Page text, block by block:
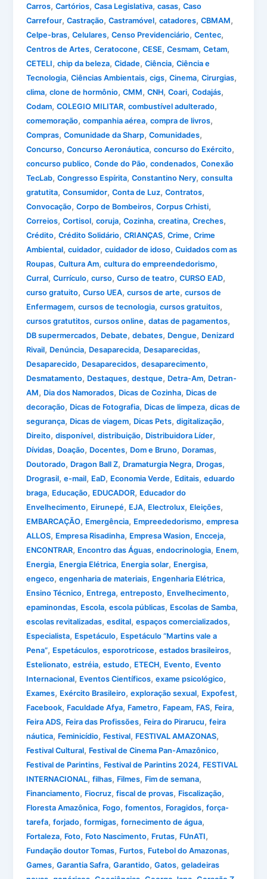
Carros,Cartórios,Casa Legislativa,casas,Caso
Carrefour,Castração,Castramóvel,catadores,CBMAM,
Celpe-bras,Celulares,Censo Previdenciário,Centec,
Centros de Artes,Ceratocone,CESE,Cesmam,Cetam,
CETELI,chip da beleza,Cidade,Ciência,Ciência e
Tecnologia,Ciências Ambientais,cigs,Cinema,Cirurgias,
clima,clone de hormônio,CMM,CNH,Coari,Codajás,
Codam,COLEGIO MILITAR,combustível adulterado,
comemoração,companhia aérea,compra de livros,
Compras,Comunidade da Sharp,Comunidades,
Concurso,Concurso Aeronáutica,concurso do Exército,
concurso publico,Conde do Pão,condenados,Conexão
TecLab,Congresso Espírita,Constantino Nery,consulta
gratutita,Consumidor,Conta de Luz,Contratos,
Convocação,Corpo de Bombeiros,Corpus Crhisti,
Correios,Cortisol,coruja,Cozinha,creatina,Creches,
Crédito,Crédito Solidário,CRIANÇAS,Crime,Crime
Ambiental,cuidador,cuidador de idoso,Cuidados com as
Roupas,Cultura Am,cultura do empreendedorismo,
Curral,Currículo,curso,Curso de teatro,CURSO EAD,
curso gratuito,Curso UEA,cursos de arte,cursos de
Enfermagem,cursos de tecnologia,cursos gratuitos,
cursos gratutitos,cursos online,datas de pagamentos,
DB supermercados, Debate,debates, Dengue, Denizard
Rivail, Denúncia, Desaparecida, Desaparecidas,
Desaparecido, Desaparecidos,desaparecimento,
Desmatamento, Destaques,destque, Detra-Am, Detran-
AM, Dia dos Namorados, Dicas de Cozinha, Dicas de
decoração, Dicas de Fotografia, Dicas de limpeza,dicas de
segurança, Dicas de viagem, Dicas Pets,digitalização,
Direito,disponível,distribuição, Distribuidora Líder,
Dívidas, Doação, Docentes, Dom e Bruno, Doramas,
Doutorado, Dragon Ball Z, Dramaturgia Negra, Drogas,
Drograsil,e-mail, EaD, Economia Verde, Editais,eduardo
braga, Educação, EDUCADOR, Educador do
Envelhecimento, Eirunepé, EJA, Electrolux, Eleições,
EMBARCAÇÃO, Emergência, Empreededorismo,empresa
ALLOS, Empresa Risadinha, Empresa Wasion, Encceja,
ENCONTRAR, Encontro das Águas,endocrinologia, Enem,
Energia, Energia Elétrica, Energia solar, Energisa,
engeco,engenharia de materiais, Engenharia Elétrica,
Ensino Técnico, Entrega,entreposto, Envelhecimento,
epaminondas, Escola,escola públicas, Escolas de Samba,
escolas revitalizadas,esdital,espaços comercializados,
Especialista, Espetáculo, Espetáculo “Martins vale a
Pena”, Espetáculos,esporotricose,estados brasileiros,
Estelionato,estréia,estudo, ETECH, Evento, Evento
Internacional, Eventos Científicos,exame psicológico,
Exames, Exército Brasileiro,exploração sexual, Expofest,
Facebook, Faculdade Afya, Fametro, Fapeam, FAS, Feira,
Feira ADS, Feira das Profissões, Feira do Pirarucu,feira
náutica, Feminicídio, Festival, FESTIVAL AMAZONAS,
Festival Cultural, Festival de Cinema Pan-Amazônico,
Festival de Parintins, Festival de Parintins 2024, FESTIVAL
INTERNACIONAL,filhas, Filmes, Fim de semana,
Financiamento, Fiocruz,fiscal de provas, Fiscalização,
Floresta Amazônica, Fogo,fomentos, Foragidos,força-
tarefa,forjado,formigas,fornecimento de água,
Fortaleza, Foto, Foto Nascimento, Frutas, FUnATI,
Fundação doutor Tomas, Furtos, Futebol do Amazonas,
Games,Garantia Safra,Garantido,Gatos,geladeiras